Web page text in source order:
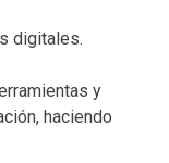
digitales.
y
haciendo